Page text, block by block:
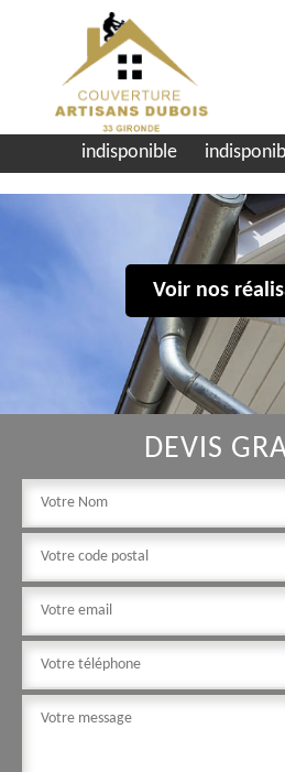
indisponible
Voir nos
DEVIS